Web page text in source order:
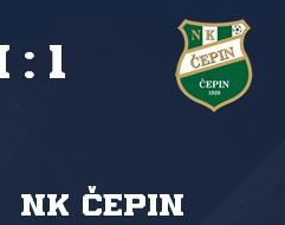
NK Čepin
: 1